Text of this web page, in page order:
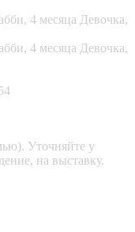
Уточняйте у
на выставку.